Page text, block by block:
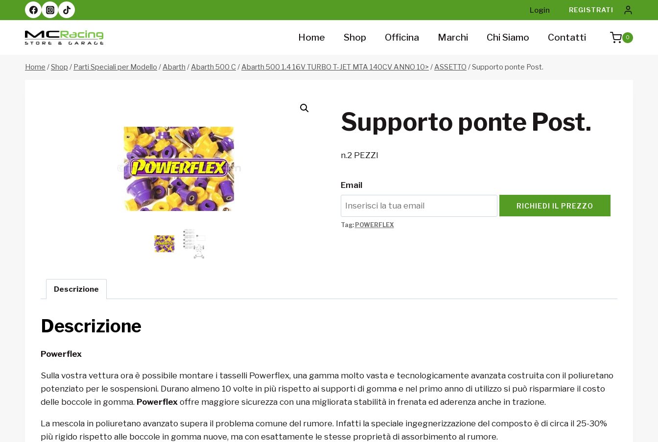
al
contenuto
Login REGISTRATI
Home Shop Officina Marchi Chi Siamo Contatti 0
Home /Shop / Parti Speciali per Modello /Abarth /Abarth 500 C /Abarth 500 1.4 16V TURBO T-JET MTA 140CV ANNO 10> /ASSETTO /Supporto ponte Post.
Supporto ponte Post.
n.2 PEZZI
Email
RICHIEDI IL PREZZO
Tag: POWERFLEX
Descrizione
Descrizione
Powerflex
Sulla vostra vettura ora è possibile montare i tasselli Powerflex, una gamma molto vasta e tecnologicamente avanzata costruita con il poliuretano
potenziato per le sospensioni. Durano almeno 10 volte in più rispetto ai supporti di gomma e nel primo anno di utilizzo si può risparmiare il costo
delle boccole in gomma. Powerflex offre maggiore sicurezza con una migliorata stabilità in frenata ed aderenza anche in trazione.
La mescola in poliuretano avanzato supera il problema comune del rumore. Infatti la speciale ingegnerizzazione del composto è di circa il 25-30%
più rigido rispetto alle boccole in gomma nuove, ma con esattamente le stesse proprietà di assorbimento al rumore.